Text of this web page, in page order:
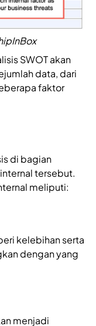
SWOT akan
data, dari
faktor
di bagian
tersebut.
meliputi:
kelebihan serta
dengan yang
menjadi